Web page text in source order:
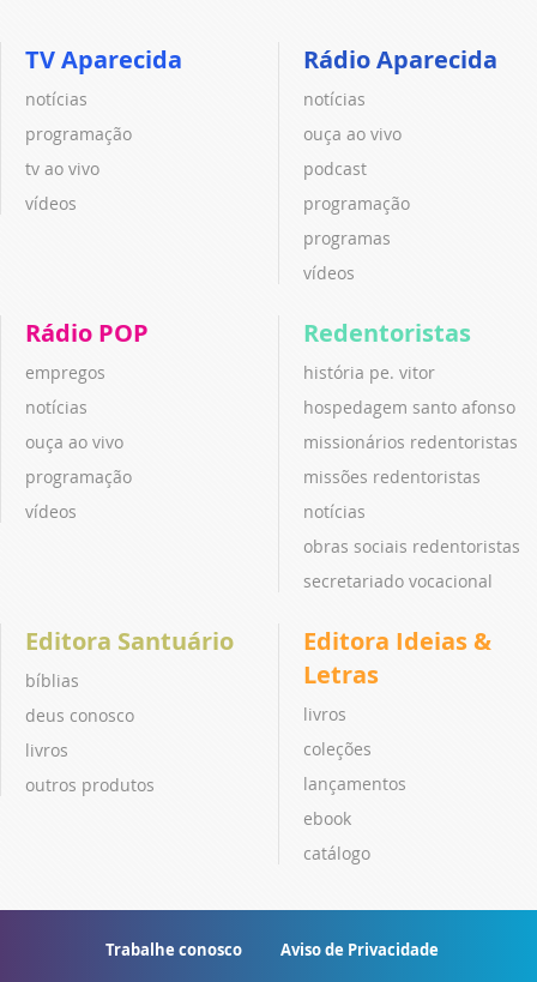
TV Aparecida
notícias
programação
tv ao vivo
vídeos
Rádio Aparecida
notícias
ouça ao vivo
podcast
programação
programas
vídeos
Rádio POP
empregos
notícias
ouça ao vivo
programação
vídeos
Redentoristas
história pe. vitor
hospedagem santo afonso
missionários redentoristas
missões redentoristas
notícias
obras sociais redentoristas
secretariado vocacional
Editora Santuário
bíblias
deus conosco
livros
outros produtos
Editora Ideias &
Letras
livros
coleções
lançamentos
ebook
catálogo
Trabalhe conosco Aviso de Privacidade